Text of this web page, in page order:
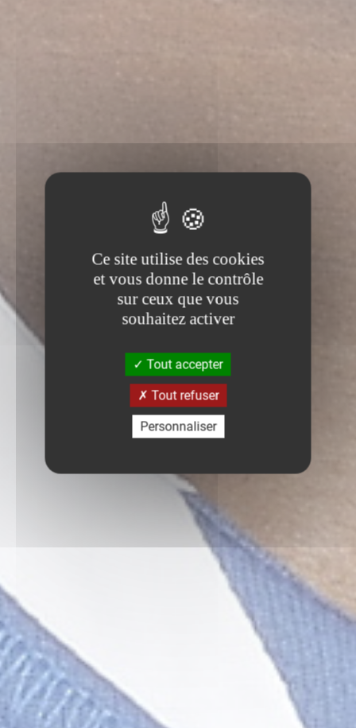
Ce site utilise des cookies
et vous donne le contrôle
sur ceux que vous
souhaitez activer
Tout accepter
Tout refuser
Personnaliser